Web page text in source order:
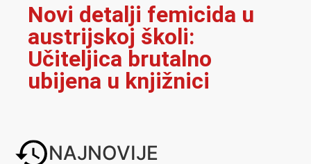
Novi detalji femicida u
austrijskoj školi:
Učiteljica brutalno
ubijena u knjižnici
NAJNOVIJE